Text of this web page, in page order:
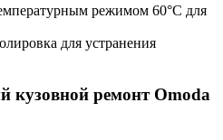
режимом 60°C для
для устранения
кузовной ремонт Omoda